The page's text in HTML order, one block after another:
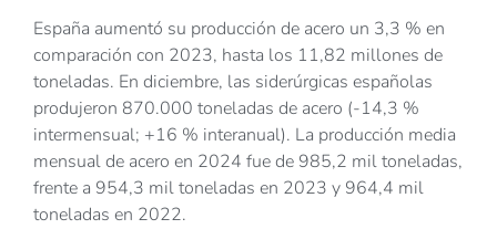
España aumentó su producción de acero un 3,3 % en
comparación con 2023, hasta los 11,82 millones de
toneladas. En diciembre, las siderúrgicas españolas
produjeron 870.000 toneladas de acero (-14,3 %
intermensual; +16 % interanual). La producción media
mensual de acero en 2024 fue de 985,2 mil toneladas,
frente a 954,3 mil toneladas en 2023 y 964,4 mil
toneladas en 2022.